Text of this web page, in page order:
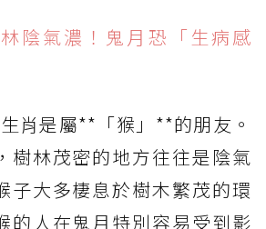
陰氣濃！鬼月恐「生病感
肖是屬**「猴」**的朋友。
樹林茂密的地方往往是陰氣
子大多棲息於樹木繁茂的環
的人在鬼月特別容易受到影